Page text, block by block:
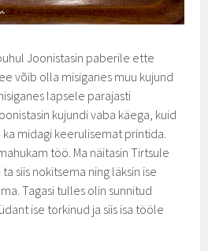
Joonistasin paberile ette
võib olla misiganes muu kujund
lapsele parajasti
kujundi vaba käega, kuid
midagi keerulisemat printida.
töö. Ma näitasin Tirtsule
siis nokitsema ning läksin ise
Tagasi tulles olin sunnitud
ise torkinud ja siis isa tööle